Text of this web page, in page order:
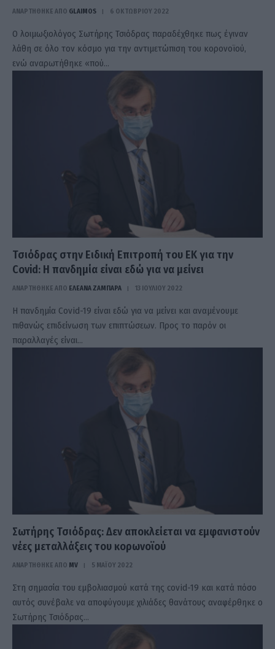
ΑΝΑΡΤΗΘΗΚΕ ΑΠΟ GLAIMOS 6 ΟΚΤΩΒΡΊΟΥ 2022
Ο λοιμωξιολόγος Σωτήρης Τσιόδρας παραδέχθηκε πως έγιναν
λάθη σε όλο τον κόσμο για την αντιμετώπιση του κορονοϊού,
ενώ αναρωτήθηκε «πού…
Τσιόδρας στην Ειδική Επιτροπή του ΕΚ για την
Covid: Η πανδημία είναι εδώ για να μείνει
ΑΝΑΡΤΗΘΗΚΕ ΑΠΟ ΕΛΕΑΝΑ ΖΑΜΠΑΡΑ 13 ΙΟΥΛΊΟΥ 2022
Η πανδημία Covid-19 είναι εδώ για να μείνει και αναμένουμε
πιθανώς επιδείνωση των επιπτώσεων. Προς το παρόν οι
παραλλαγές είναι…
Σωτήρης Τσιόδρας: Δεν αποκλείεται να εμφανιστούν
νέες μεταλλάξεις του κορωνοϊού
ΑΝΑΡΤΗΘΗΚΕ ΑΠΟ MV 5 ΜΑΪ́ΟΥ 2022
Στη σημασία του εμβολιασμού κατά της covid-19 και κατά πόσο
αυτός συνέβαλε να αποφύγουμε χιλιάδες θανάτους αναφέρθηκε ο
Σωτήρης Τσιόδρας…